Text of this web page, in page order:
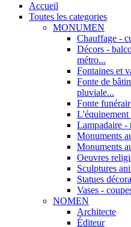
Accueil
Toutes les categories
MONUMEN
Chauffage -
Décors -
métro...
Fontaines et
Fonte de
pluviale...
Fonte
L'équipement
Lampadaire -
Monuments
Monuments
Oeuvres
Sculptures
Statues
Vases -
NOMEN
Architecte
Éditeur